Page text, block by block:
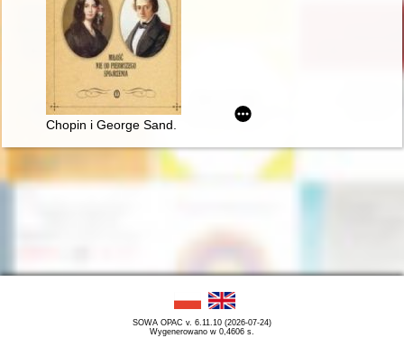
Chopin i George Sand. Miłość nie od pierwszego spojrzenia
SOWA OPAC v. 6.11.10 (2026-07-24)
Wygenerowano w 0,4606 s.